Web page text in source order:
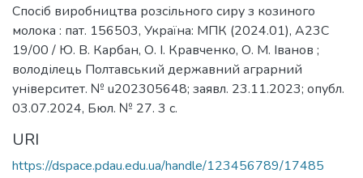
Спосіб виробництва розсільного сиру з козиного
молока : пат. 156503, Україна: МПК (2024.01), A23C
19/00 / Ю. В. Карбан, О. І. Кравченко, О. М. Іванов ;
володілець Полтавський державний аграрний
університет. № u202305648; заявл. 23.11.2023; опубл.
03.07.2024, Бюл. № 27. 3 с.
URI
https://dspace.pdau.edu.ua/handle/123456789/17485